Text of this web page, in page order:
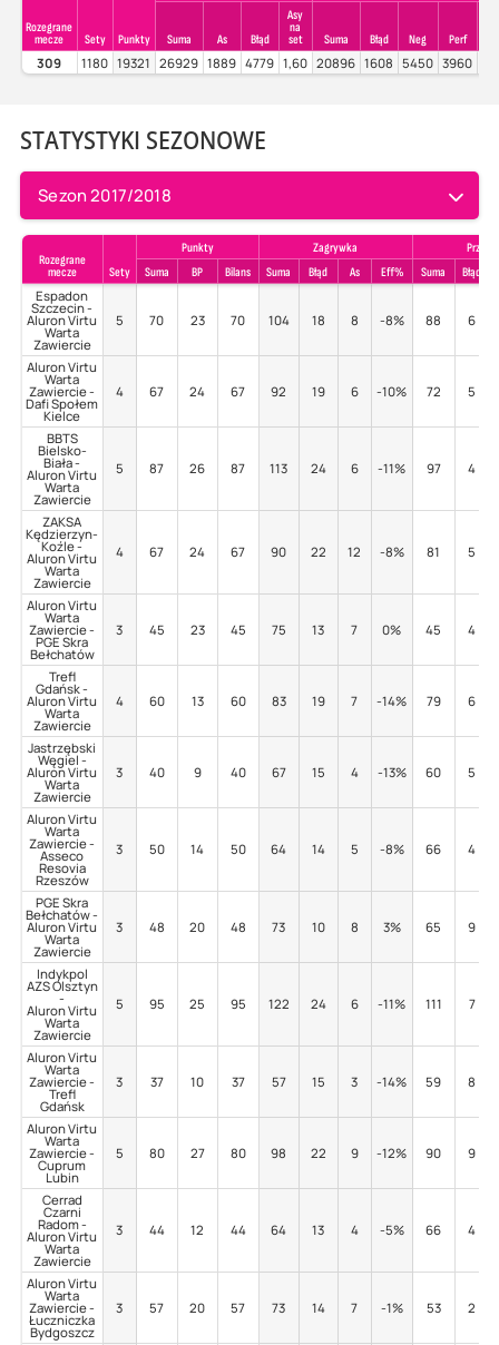
Rozegrane
mecze
Sety Punkty Suma As Błąd
Asy
na
set
Suma Błąd Neg Perf
309 1180 19321 26929 1889 4779 1,60 20896 1608 5450 3960
STATYSTYKI SEZONOWE
Sezon 2017/2018
Rozegrane
mecze
Sety
Punkty Zagrywka
Suma
BP Bilans Suma Błąd As Eff% Suma Błąd
Espadon
Szczecin -
Aluron Virtu
Warta
Zawiercie
5 70 23 70 104 18 8 -8% 88 6
Aluron Virtu
Warta
Zawiercie -
Dafi Społem
Kielce
4 67 24 67 92 19 6 -10% 72 5
BBTS
Bielsko-
Biała -
Aluron Virtu
Warta
Zawiercie
5 87 26 87 113 24 6 -11% 97 4
ZAKSA
Kędzierzyn-
Koźle -
Aluron Virtu
Warta
Zawiercie
4 67 24 67 90 22 12 -8% 81 5
Aluron Virtu
Warta
Zawiercie -
PGE Skra
Bełchatów
3 45 23 45 75 13 7 0% 45 4
Trefl
Gdańsk -
Aluron Virtu
Warta
Zawiercie
4 60 13 60 83 19 7 -14% 79 6
Jastrzębski
Węgiel -
Aluron Virtu
Warta
Zawiercie
3 40 9 40 67 15 4 -13% 60 5
Aluron Virtu
Warta
Zawiercie -
Asseco
Resovia
Rzeszów
3 50 14 50 64 14 5 -8% 66 4
PGE Skra
Bełchatów -
Aluron Virtu
Warta
Zawiercie
3 48 20 48 73 10 8 3% 65 9
Indykpol
AZS Olsztyn
-
Aluron Virtu
Warta
Zawiercie
5 95 25 95 122 24 6 -11% 111 7
Aluron Virtu
Warta
Zawiercie -
Trefl
Gdańsk
3 37 10 37 57 15 3 -14% 59 8
Aluron Virtu
Warta
Zawiercie -
Cuprum
Lubin
5 80 27 80 98 22 9 -12% 90 9
Cerrad
Czarni
Radom -
Aluron Virtu
Warta
Zawiercie
3 44 12 44 64 13 4 -5% 66 4
Aluron Virtu
Warta
Zawiercie -
Łuczniczka
Bydgoszcz
3 57 20 57 73 14 7 -1% 53 2